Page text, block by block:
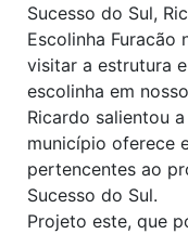
Sucesso do Sul,
Escolinha Furacão
visitar a estrutura
escolinha em
Ricardo salientou
município oferece
pertencentes ao
Sucesso do Sul.
Projeto este, que